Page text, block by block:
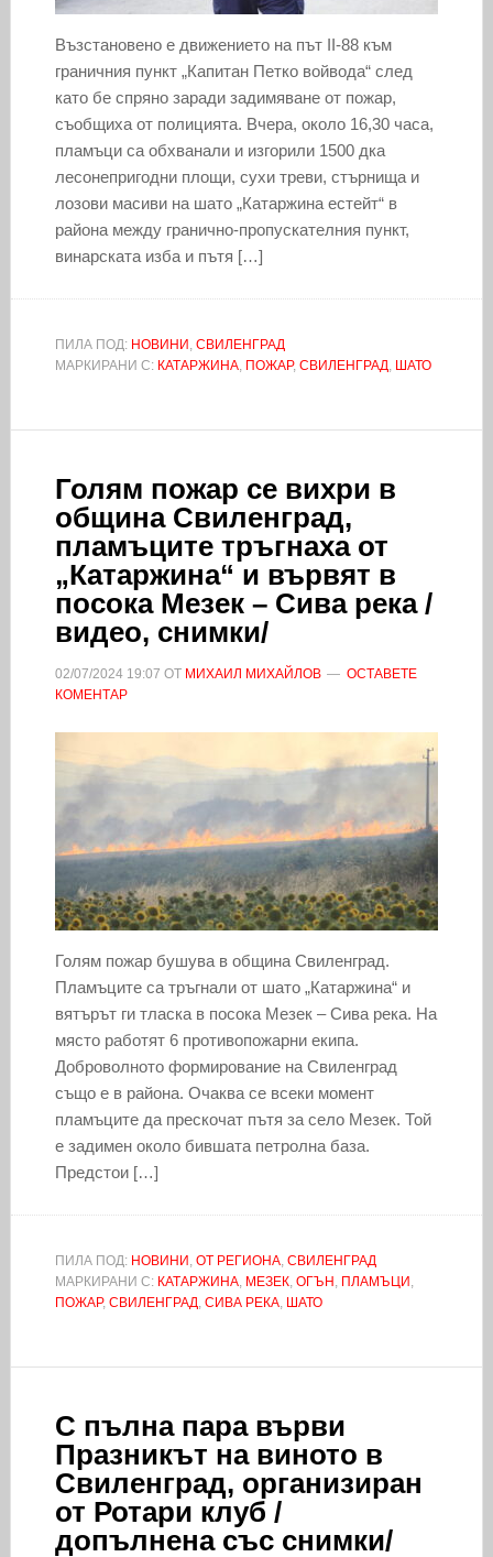
Възстановено е движението на път II-88 към
граничния пункт „Капитан Петко войвода“ след
като бе спряно заради задимяване от пожар,
съобщиха от полицията. Вчера, около 16,30 часа,
пламъци са обхванали и изгорили 1500 дка
лесонепригодни площи, сухи треви, стърнища и
лозови масиви на шато „Катаржина естейт“ в
района между гранично-пропускателния пункт,
винарската изба и пътя […]
ПИЛА ПОД: НОВИНИ , СВИЛЕНГРАД
МАРКИРАНИ С: КАТАРЖИНА, ПОЖАР, СВИЛЕНГРАД, ШАТО
Голям пожар се вихри в
община Свиленград,
пламъците тръгнаха от
„Катаржина“ и вървят в
посока Мезек – Сива река /
видео, снимки/
02/07/2024 19:07 ОТ МИХАИЛ МИХАЙЛОВ
ОСТАВЕТЕ
КОМЕНТАР
Голям пожар бушува в община Свиленград.
Пламъците са тръгнали от шато „Катаржина“ и
вятърът ги тласка в посока Мезек – Сива река. На
място работят 6 противопожарни екипа.
Доброволното формирование на Свиленград
също е в района. Очаква се всеки момент
пламъците да прескочат пътя за село Мезек. Той
е задимен около бившата петролна база.
Предстои […]
ПИЛА ПОД: НОВИНИ , ОТ РЕГИОНА, СВИЛЕНГРАД
МАРКИРАНИ С: КАТАРЖИНА, МЕЗЕК, ОГЪН , ПЛАМЪЦИ ,
ПОЖАР, СВИЛЕНГРАД, СИВА РЕКА, ШАТО
С пълна пара върви
Празникът на виното в
Свиленград, организиран
от Ротари клуб /
допълнена със снимки/